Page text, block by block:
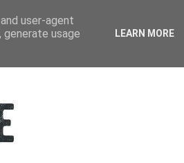
user-agent
usage
LEARN MORE